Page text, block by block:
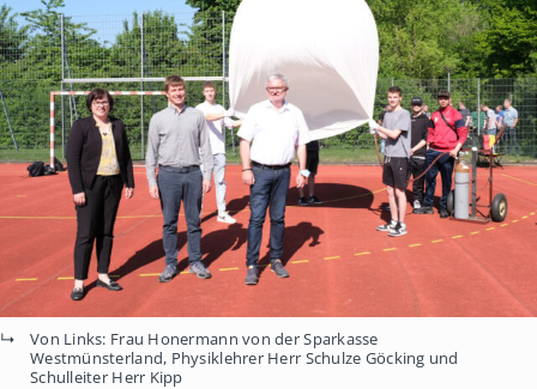
Von Links: Frau Honermann von der Sparkasse
Westmünsterland, Physiklehrer Herr Schulze Göcking und
Schulleiter Herr Kipp